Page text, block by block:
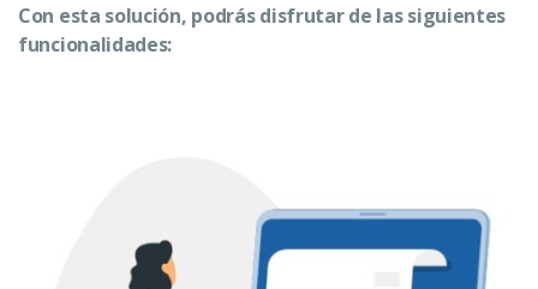
Con esta solución, podrás disfrutar de las siguientes
funcionalidades: